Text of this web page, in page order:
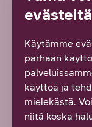
Suomesta
Finlandin
6/2026
Sinustako
käyttöön
6/2026
evästeitä
Käytämme
parhaan
käyttöä ja
mielekästä.
niitä koska